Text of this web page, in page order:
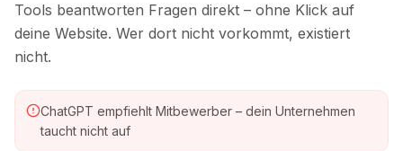
Tools beantworten Fragen direkt – ohne Klick auf
deine Website. Wer dort nicht vorkommt, existiert
nicht.
ChatGPT empfiehlt Mitbewerber – dein Unternehmen
taucht nicht auf